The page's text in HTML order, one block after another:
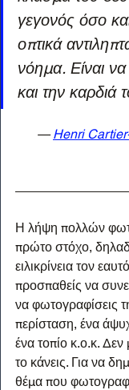
γεγονός όσο
οπτικά
νόημα. Είναι να
και την καρδιά
— Henri
Η λήψη πολλών
πρώτο στόχο,
ειλικρίνεια τον
προσπαθείς να
να φωτογραφίσεις
περίσταση, ένα
ένα τοπίο κ.ο.κ. Δεν
το κάνεις. Για να
θέμα που